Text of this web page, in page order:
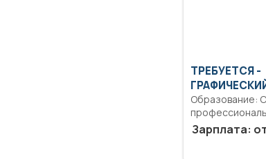
ТРЕБУЕТСЯ -
Образование:
образование..
документы
Зарплата: